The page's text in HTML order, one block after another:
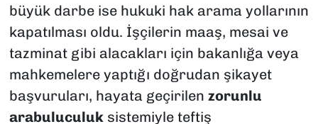
büyük darbe ise hukuki hak arama yollarının
kapatılması oldu. İşçilerin maaş, mesai ve
tazminat gibi alacakları için bakanlığa veya
mahkemelere yaptığı doğrudan şikayet
başvuruları, hayata geçirilen zorunlu
arabuluculuk sistemiyle teftiş